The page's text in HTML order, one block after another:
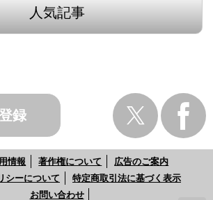
人気記事
録
情報 著作権について
広告のご案内
シーについて
特定商取引法に基づく表示
お問い合わせ